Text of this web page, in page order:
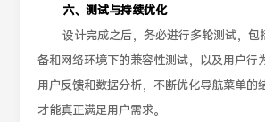
六、测试与持续优化
设计完成之后，务必进行多轮测试，包
备和网络环境下的兼容性测试，以及用户行
用户反馈和数据分析，不断优化导航菜单的
才能真正满足用户需求。